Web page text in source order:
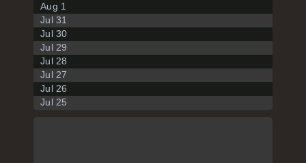
Aug 1
Jul 31
Jul 30
Jul 29
Jul 28
Jul 27
Jul 26
Jul 25